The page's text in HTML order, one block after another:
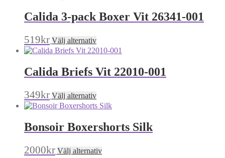
Calida 3-pack Boxer Vit 26341-001
519kr Välj alternativDen
här
produkten
flera
olika
alternativen
väljas
Calida Briefs Vit 22010-001
349kr Välj alternativDen
här
produkten
flera
De
olika
Bonsoir Boxershorts Silk
2000kr Välj alternativDen